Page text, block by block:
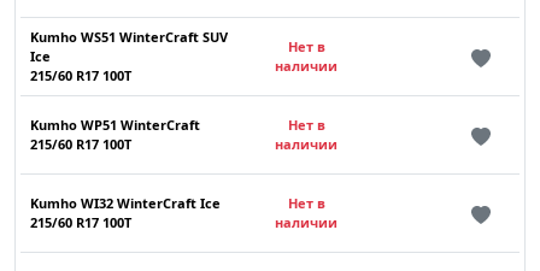
Kumho WS51 WinterCraft SUV
Ice
215/60 R17 100T
Нет в
наличии
Kumho WP51 WinterCraft
215/60 R17 100T
Нет в
наличии
Kumho WI32 WinterCraft Ice
215/60 R17 100T
Нет в
наличии